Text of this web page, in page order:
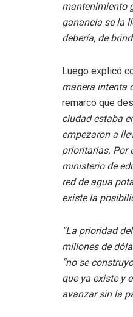
mantenimiento
ganancia se la
debería, de
Luego explicó
manera intenta
remarcó que
ciudad estaba
empezaron a
prioritarias. Por
ministerio de
red de agua
existe la
“La prioridad
millones de
“no se
que ya existe y
avanzar sin la